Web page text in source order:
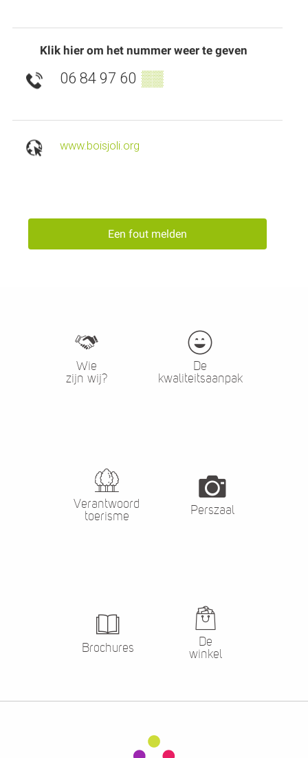
Klik hier om het nummer weer te geven
06 84 97 60 ▒▒
www.boisjoli.org
Een fout melden
Wie
zijn wij?
De
kwaliteitsaanpak
Verantwoord
toerisme
Perszaal
Brochures
De
winkel